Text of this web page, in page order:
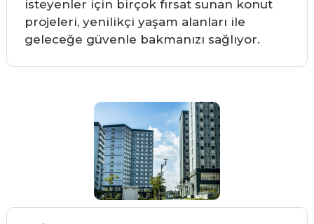
isteyenler için birçok fırsat sunan konut
projeleri, yenilikçi yaşam alanları ile
geleceğe güvenle bakmanızı sağlıyor.